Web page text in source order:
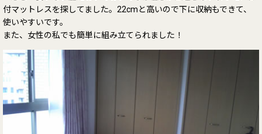
付マットレスを探してました。22cmと高いので下に収納もできて、
使いやすいです。
また、女性の私でも簡単に組み立てられました！